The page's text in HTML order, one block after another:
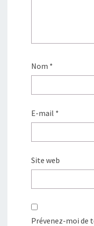
Nom *
E-mail *
Site web
Prévenez-moi de